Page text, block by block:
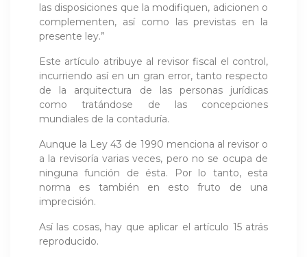
las disposiciones que la modifiquen, adicionen o
complementen, así como las previstas en la
presente ley.”
Este artículo atribuye al revisor fiscal el control,
incurriendo así en un gran error, tanto respecto
de la arquitectura de las personas jurídicas
como tratándose de las concepciones
mundiales de la contaduría.
Aunque la Ley 43 de 1990 menciona al revisor o
a la revisoría varias veces, pero no se ocupa de
ninguna función de ésta. Por lo tanto, esta
norma es también en esto fruto de una
imprecisión.
Así las cosas, hay que aplicar el artículo 15 atrás
reproducido.